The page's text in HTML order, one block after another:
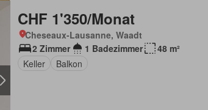
CHF 1'350/Monat
Cheseaux-Lausanne, Waadt
2 Zimmer
1 Badezimmer
48 m²
Keller
Balkon